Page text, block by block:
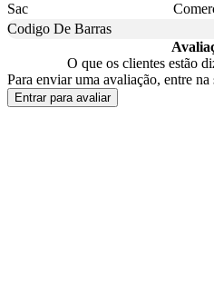
Sac
Codigo De Barras
O que os clientes estão
Para enviar uma avaliação, entre na
Entrar para avaliar